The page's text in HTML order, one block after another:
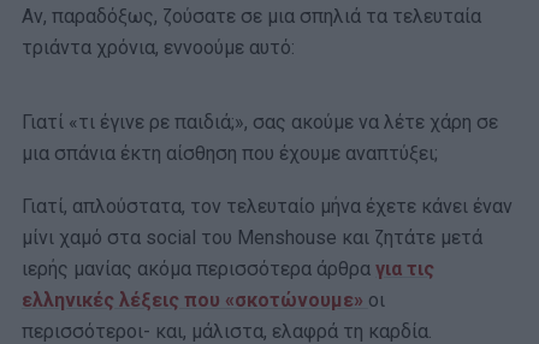
Αν, παραδόξως, ζούσατε σε μια σπηλιά τα τελευταία
τριάντα χρόνια, εννοούμε αυτό:
Γιατί «τι έγινε ρε παιδιά;», σας ακούμε να λέτε χάρη σε
μια σπάνια έκτη αίσθηση που έχουμε αναπτύξει;
Γιατί, απλούστατα, τον τελευταίο μήνα έχετε κάνει έναν
μίνι χαμό στα social του Menshouse και ζητάτε μετά
ιερής μανίας ακόμα περισσότερα άρθρα για τις
ελληνικές λέξεις που «σκοτώνουμε» οι
περισσότεροι- και, μάλιστα, ελαφρά τη καρδία.